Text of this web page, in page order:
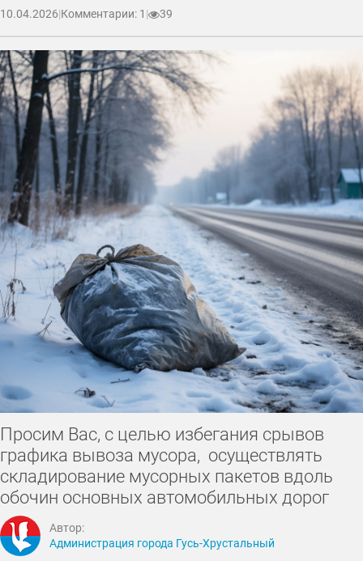
10.04.2026|Комментарии: 1 | 39
Просим Вас, с целью избегания срывов
графика вывоза мусора, осуществлять
складирование мусорных пакетов вдоль
обочин основных автомобильных дорог
Автор:
Администрация города Гусь-Хрустальный